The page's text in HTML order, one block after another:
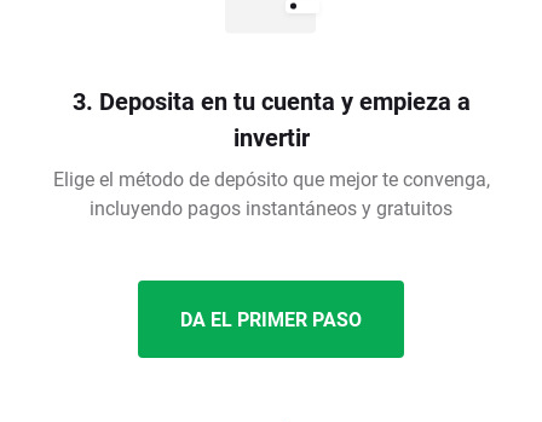
3. Deposita en tu cuenta y empieza a
invertir
Elige el método de depósito que mejor te convenga,
incluyendo pagos instantáneos y gratuitos
DA EL PRIMER PASO